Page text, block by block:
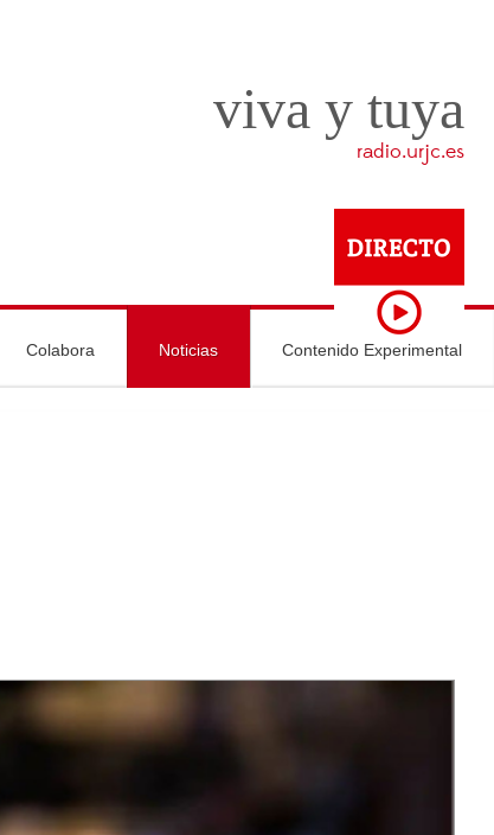
viva y tuya
radio.urjc.es
Colabora Noticias Contenido Experimental